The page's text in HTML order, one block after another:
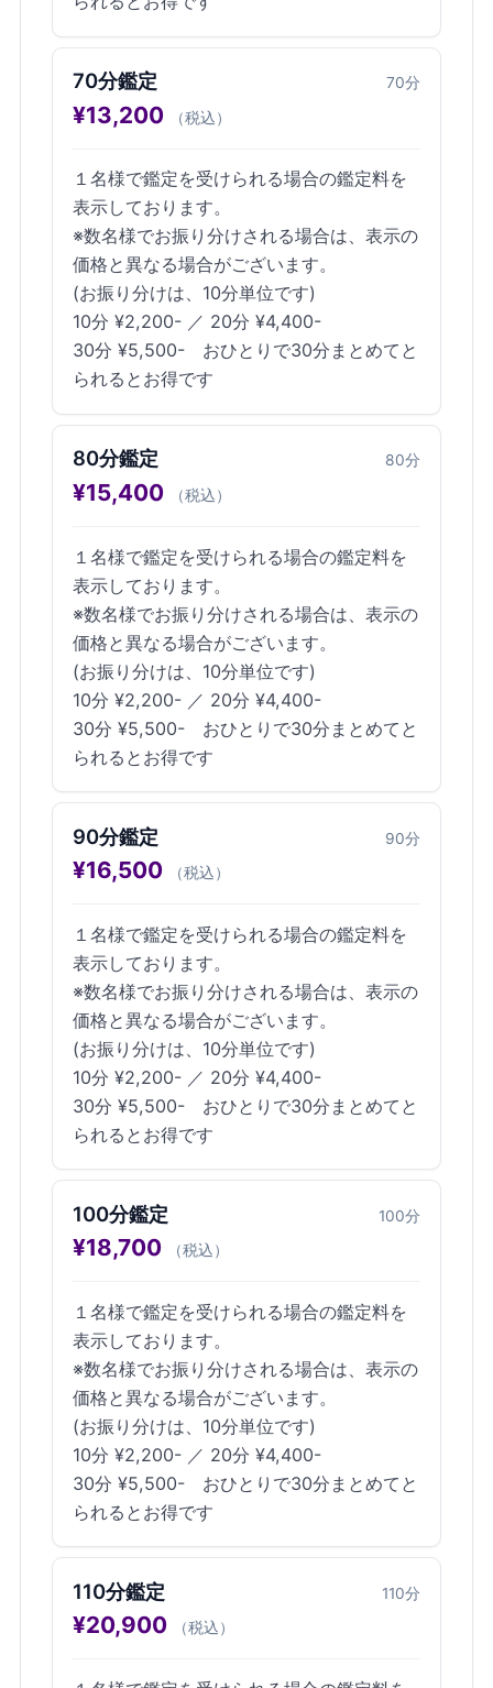
70分鑑定 70分
¥13,200 （税込）
１名様で鑑定を受けられる場合の鑑定料を
表示しております。
※数名様でお振り分けされる場合は、表示の
価格と異なる場合がございます。
(お振り分けは、10分単位です)
10分 ¥2,200- ／ 20分 ¥4,400-
30分 ¥5,500- おひとりで30分まとめてと
られるとお得です
80分鑑定 80分
¥15,400 （税込）
１名様で鑑定を受けられる場合の鑑定料を
表示しております。
※数名様でお振り分けされる場合は、表示の
価格と異なる場合がございます。
(お振り分けは、10分単位です)
10分 ¥2,200- ／ 20分 ¥4,400-
30分 ¥5,500- おひとりで30分まとめてと
られるとお得です
90分鑑定 90分
¥16,500 （税込）
１名様で鑑定を受けられる場合の鑑定料を
表示しております。
※数名様でお振り分けされる場合は、表示の
価格と異なる場合がございます。
(お振り分けは、10分単位です)
10分 ¥2,200- ／ 20分 ¥4,400-
30分 ¥5,500- おひとりで30分まとめてと
られるとお得です
100分鑑定 100分
¥18,700 （税込）
１名様で鑑定を受けられる場合の鑑定料を
表示しております。
※数名様でお振り分けされる場合は、表示の
価格と異なる場合がございます。
(お振り分けは、10分単位です)
10分 ¥2,200- ／ 20分 ¥4,400-
30分 ¥5,500- おひとりで30分まとめてと
られるとお得です
110分鑑定 110分
¥20,900 （税込）